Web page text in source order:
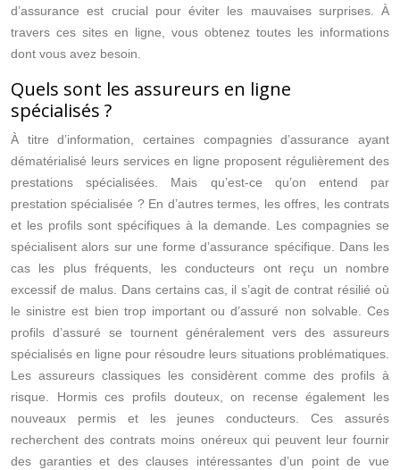
d’assurance est crucial pour éviter les mauvaises surprises. À
travers ces sites en ligne, vous obtenez toutes les informations
dont vous avez besoin.
Quels sont les assureurs en ligne
spécialisés ?
À titre d’information, certaines compagnies d’assurance ayant
dématérialisé leurs services en ligne proposent régulièrement des
prestations spécialisées. Mais qu’est-ce qu’on entend par
prestation spécialisée ? En d’autres termes, les offres, les contrats
et les profils sont spécifiques à la demande. Les compagnies se
spécialisent alors sur une forme d’assurance spécifique. Dans les
cas les plus fréquents, les conducteurs ont reçu un nombre
excessif de malus. Dans certains cas, il s’agit de contrat résilié où
le sinistre est bien trop important ou d’assuré non solvable. Ces
profils d’assuré se tournent généralement vers des assureurs
spécialisés en ligne pour résoudre leurs situations problématiques.
Les assureurs classiques les considèrent comme des profils à
risque. Hormis ces profils douteux, on recense également les
nouveaux permis et les jeunes conducteurs. Ces assurés
recherchent des contrats moins onéreux qui peuvent leur fournir
des garanties et des clauses intéressantes d’un point de vue